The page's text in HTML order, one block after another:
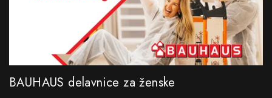
BAUHAUS delavnice za ženske